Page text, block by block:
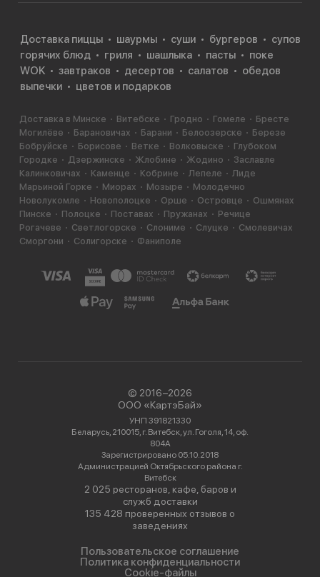
Доставка пиццы шаурмы суши бургеров
супов
горячих блюд
гриля шашлыка пасты
поке
WOK
завтраков десертов салатов
обедов
выпечки
цветов и подарков
Доставка в Минске Витебске Гродно Гомеле
Бресте
Могилёве
Барановичах Барани Белоозерске
Березе
Бобруйске
Борисове Ветке Волковыске
Глубоком
Городке
Дзержинске Жлобине Жодино
Заславле
Калинковичах
Каменце Кобрине Лепеле
Лиде
Марьиной Горке
Миорах Мозыре
Молодечно
Новолукомле
Новополоцке Орше Островце
Ошмянах
Пинске
Полоцке Поставах Пружанах
Речице
Рогачеве
Светлогорске Слониме Слуцке
Смолевичах
Сморгони
Солигорске Фаниполе
© 2016−2026
ООО «КартэБай»
УНП 391821330
Беларусь, 210015, г. Витебск, ул. Гоголя, 14, оф.
804А
Зарегистрировано 05.10.2018
Администрацией Октябрьского района г.
Витебск
2 025 ресторанов, кафе, баров и
служб доставки
135 428 проверенных отзывов о
заведениях
Пользовательское соглашение
Политика конфиденциальности
Cookie-файлы